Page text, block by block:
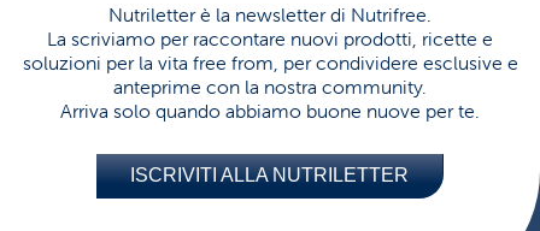
Nutriletter è la newsletter di Nutrifree.
La scriviamo per raccontare nuovi prodotti, ricette e
soluzioni per la vita free from, per condividere esclusive e
anteprime con la nostra community.
Arriva solo quando abbiamo buone nuove per te.
ISCRIVITI ALLA NUTRILETTER